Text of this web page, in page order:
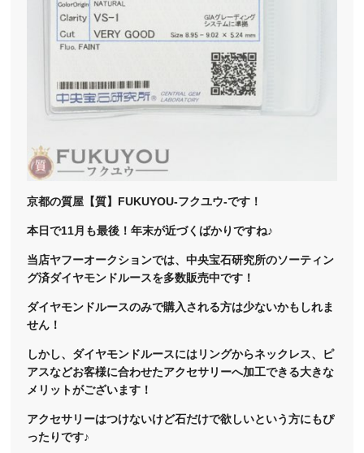
京都の質屋【質】FUKUYOU-フクユウ-です！
本日で11月も最後！年末が近づくばかりですね♪
当店ヤフーオークションでは、中央宝石研究所のソーティン
グ済ダイヤモンドルースを多数販売中です！
ダイヤモンドルースのみで購入される方は少ないかもしれま
せん！
しかし、ダイヤモンドルースにはリングからネックレス、ピ
アスなどお客様に合わせたアクセサリーへ加工できる大きな
メリットがございます！
アクセサリーはつけないけど石だけで欲しいという方にもぴ
ったりです♪